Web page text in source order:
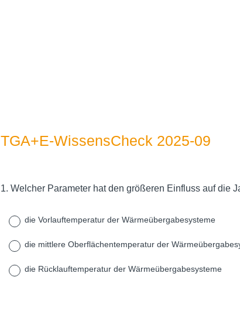
TGA+E-WissensCheck 2025-09
Question
1. Welcher Parameter hat den größeren Einfluss auf die
die Vorlauftemperatur der Wärmeübergabesysteme
die mittlere Oberflächentemperatur der
die Rücklauftemperatur der Wärmeübergabesysteme